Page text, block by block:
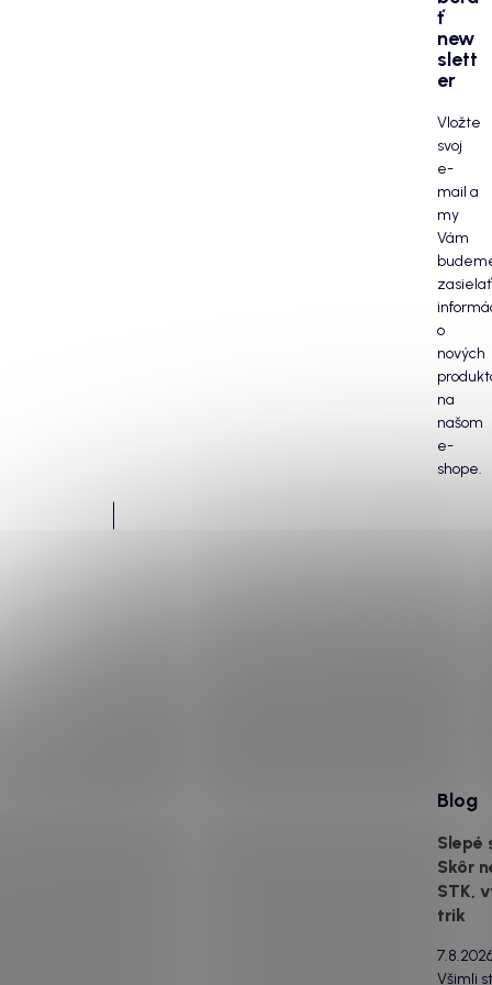
ť
new
slett
er
Vložte
svoj
e-
mail a
my
Vám
zasielať
o
nových
na
našom
e-
shope.
Blog
Slepé
Skôr
STK,
trik
Všimli